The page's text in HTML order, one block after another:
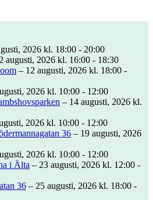
2026 kl. 18:00 - 20:00
augusti, 2026 kl. 16:00 - 18:30
– 12 augusti, 2026 kl. 18:00 -
2026 kl. 10:00 - 12:00
– 14 augusti, 2026 kl.
2026 kl. 10:00 - 12:00
36 – 19 augusti, 2026
2026 kl. 10:00 - 12:00
i Älta – 23 augusti, 2026 kl. 12:00 -
36 – 25 augusti, 2026 kl. 18:00 -